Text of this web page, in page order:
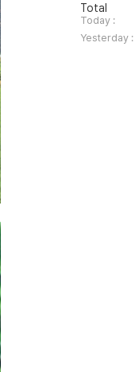
방
문
자
수
Total
Today :
Yesterday :